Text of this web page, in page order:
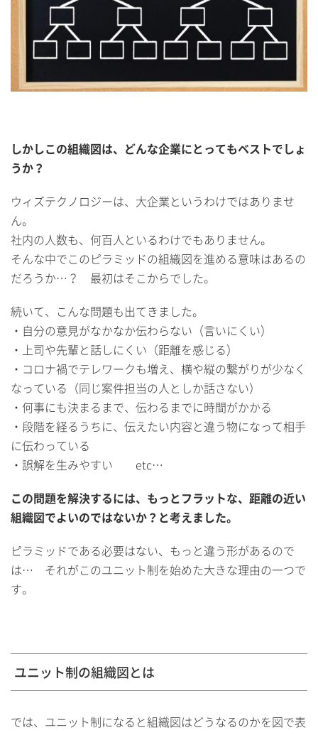
しかしこの組織図は、どんな企業にとってもベストでしょ
うか？
ウィズテクノロジーは、大企業というわけではありませ
ん。
社内の人数も、何百人といるわけでもありません。
そんな中でこのピラミッドの組織図を進める意味はあるの
だろうか…？ 最初はそこからでした。
続いて、こんな問題も出てきました。
・自分の意見がなかなか伝わらない（言いにくい）
・上司や先輩と話しにくい（距離を感じる）
・コロナ禍でテレワークも増え、横や縦の繋がりが少なく
なっている（同じ案件担当の人としか話さない）
・何事にも決まるまで、伝わるまでに時間がかかる
・段階を経るうちに、伝えたい内容と違う物になって相手
に伝わっている
・誤解を生みやすい etc…
この問題を解決するには、もっとフラットな、距離の近い
組織図でよいのではないか？と考えました。
ピラミッドである必要はない、もっと違う形があるので
は… それがこのユニット制を始めた大きな理由の一つで
す。
ユニット制の組織図とは
では、ユニット制になると組織図はどうなるのかを図で表